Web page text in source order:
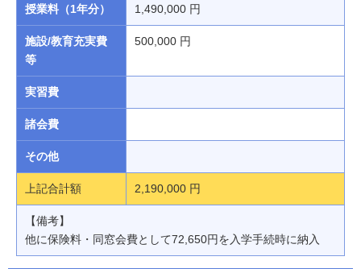
授業料（1年分） 1,490,000 円
施設/教育充実費
等
500,000 円
実習費
諸会費
その他
上記合計額 2,190,000 円
【備考】
他に保険料・同窓会費として72,650円を入学手続時に納入